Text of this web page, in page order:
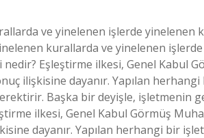
ve yinelenen işlerde yinelenen
kurallarda ve yinelenen
nedir? Eşleştirme ilkesi, Genel Kabul
ilişkisine dayanır. Yapılan
Başka bir deyişle, işletmenin
ilkesi, Genel Kabul Görmüş
dayanır. Yapılan herhangi bir